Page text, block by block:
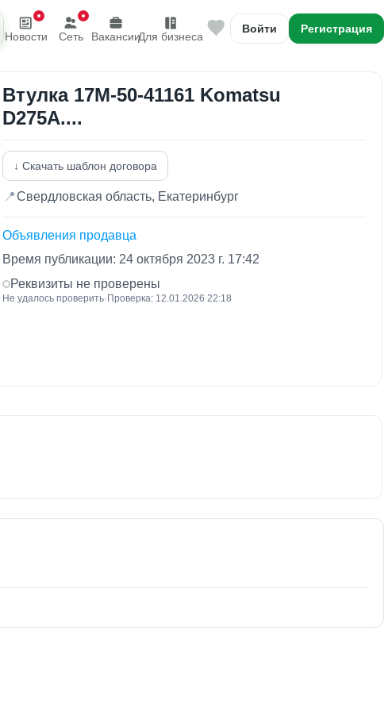
Новости Сеть ВакансииДля бизнеса
Войти Регистрация
Втулка 17M-50-41161 Komatsu
D275A....
↓ Скачать шаблон договора
📍Свердловская область, Екатеринбург
Объявления продавца
Время публикации: 24 октября 2023 г. 17:42
Реквизиты не проверены
Не удалось проверить· Проверка: 12.01.2026 22:18